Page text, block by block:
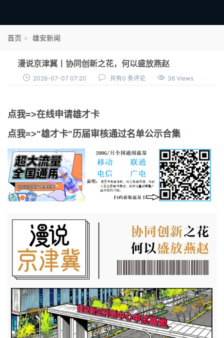
点我申领雄才卡
雄安新闻
首页 雄安新闻
漫说京津冀丨协同创新之花，何以盛放燕赵
2026-07-07 07:20 共有0 条评论 36 Views
点我=>在线申请雄才卡
点我=>"雄才卡"历届审核通过名单公示合集